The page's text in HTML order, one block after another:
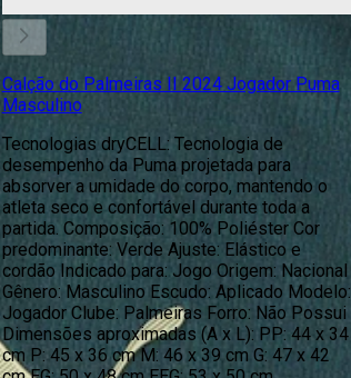
Calção do Palmeiras II 2024 Jogador Puma
Masculino
Tecnologias dryCELL: Tecnologia de
desempenho da Puma projetada para
absorver a umidade do corpo, mantendo o
atleta seco e confortável durante toda a
partida. Composição: 100% Poliéster Cor
predominante: Verde Ajuste: Elástico e
cordão Indicado para: Jogo Origem: Nacional
Gênero: Masculino Escudo: Aplicado Modelo:
Jogador Clube: Palmeiras Forro: Não Possui
Dimensões aproximadas (A x L): PP: 44 x 34
cm P: 45 x 36 cm M: 46 x 39 cm G: 47 x 42